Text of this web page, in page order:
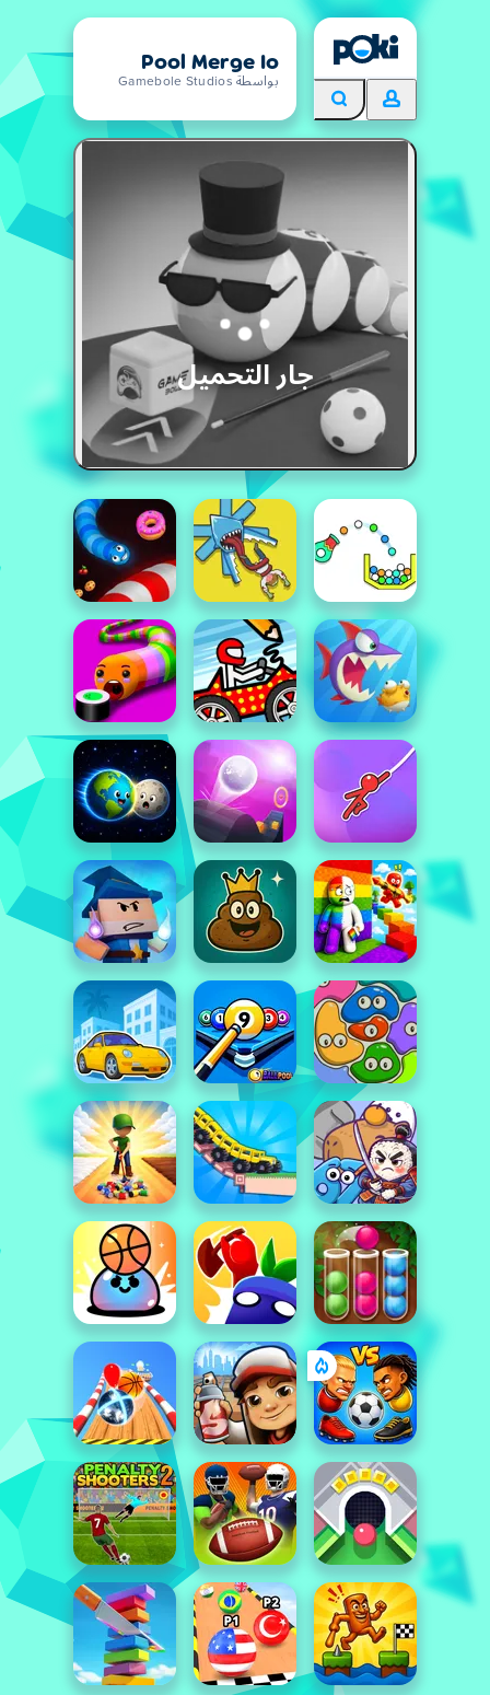
Pool Merge Io
بواسطة Gamebole Studios
جار التحميل